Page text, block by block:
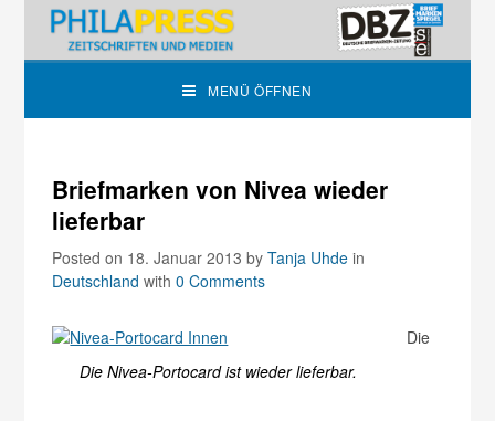
MENÜ ÖFFNEN
Briefmarken von Nivea wieder
lieferbar
Posted on 18. Januar 2013byTanja Uhde in
Deutschland with0 Comments
Die Nivea-Portocard ist wieder lieferbar.
Die